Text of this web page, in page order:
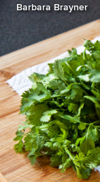
Barbara Brayner